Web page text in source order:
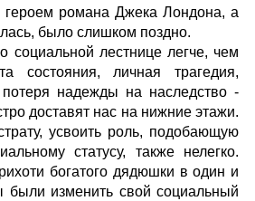
романа Джека Лондона, а
было слишком поздно.
социальной лестнице легче, чем
состояния, личная трагедия,
потеря надежды на наследство -
доставят нас на нижние этажи.
усвоить роль, подобающую
статусу, также нелегко.
богатого дядюшки в один и
были изменить свой социальный